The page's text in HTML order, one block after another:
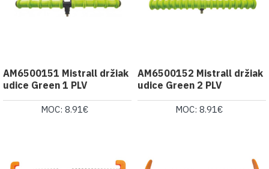
AM6500151 Mistrall držiak
udice Green 1 PLV
MOC: 8.91€
AM6500152 Mistrall držiak
udice Green 2 PLV
MOC: 8.91€